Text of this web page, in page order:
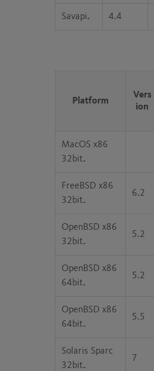
Savapi. 4.4
Platform
Vers
ion
MacOS x86
32bit.
FreeBSD x86
32bit.
6.2
OpenBSD x86
32bit.
5.2
OpenBSD x86
64bit.
5.2
OpenBSD x86
64bit.
5.5
Solaris Sparc
32bit.
7